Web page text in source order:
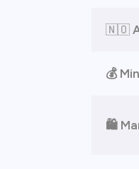
🇳🇴
💰
🛍️